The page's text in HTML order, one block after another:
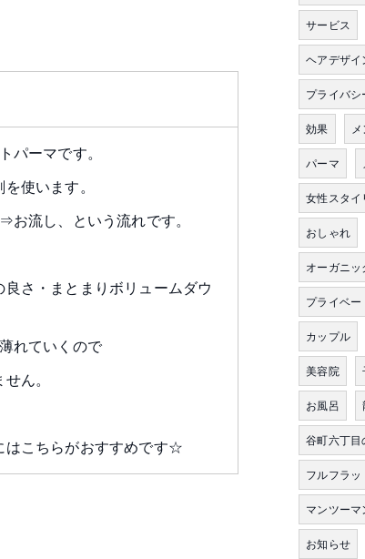
パーマです。
使います。
流し、という流れです。
さ・まとまりボリュームダウ
れていくので
ん。
はこちらがおすすめです☆
サービス
ヘアデザイ
プライバシ
効果
パーマ
女性スタイ
おしゃれ
オーガニッ
プライベー
カップル
美容院
お風呂
谷町六丁目
フルフラッ
マンツーマ
お知らせ